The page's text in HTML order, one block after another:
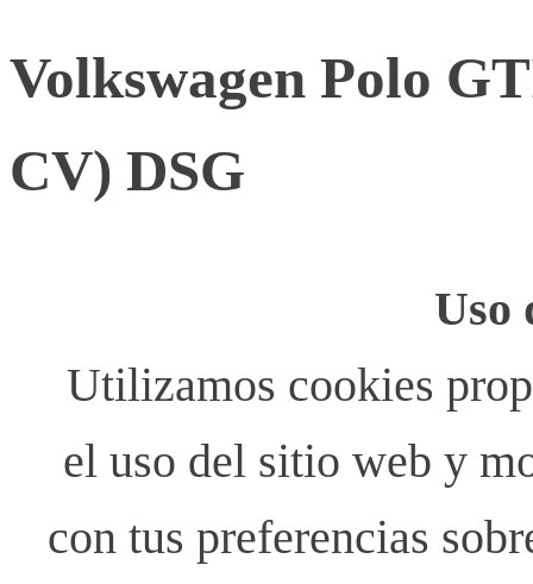
Volkswagen Polo
CV) DSG
Uso
Utilizamos cookies
el uso del sitio web y
con tus preferencias